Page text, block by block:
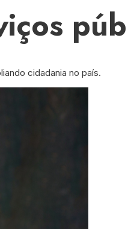
cidadania no país.